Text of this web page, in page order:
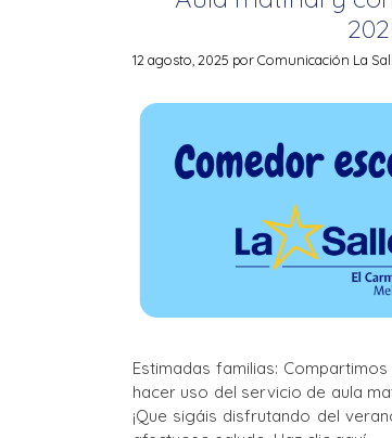
12 agosto, 2025 porComunicación La
Estimadas familias:
hacer uso del servicio de aula
¡Que sigáis disfrutando del